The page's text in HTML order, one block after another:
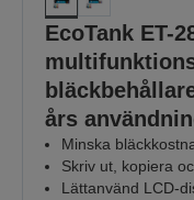
EcoTank ET-
års
Minska
Skriv ut, kopiera
Lättanvänd LCD-